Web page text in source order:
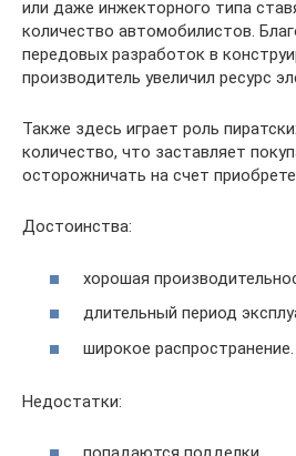
или даже инжекторного типа
количество автомобилистов.
передовых разработок в
производитель увеличил ресурс
Также здесь играет роль
количество, что заставляет
осторожничать на счет
Достоинства:
хорошая
длительный период
широкое распространение.
Недостатки: